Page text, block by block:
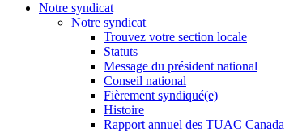
Notre syndicat
Notre syndicat
Trouvez votre section locale
Statuts
Message du président national
Conseil national
Fièrement syndiqué(e)
Histoire
Rapport annuel des TUAC Canada